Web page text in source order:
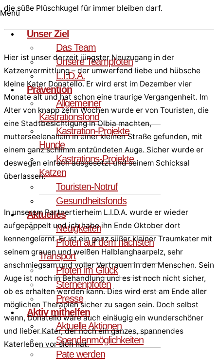
Menü
Unser Ziel
Das Team
Unsere Teampfoten
L.I.D.A.
Prävention
Allgemeiner
Kastrationsfond
Kastration-Projekte
Hunde
Kastrations-Projekte
Katzen
Touristen-Notruf
Gesundheitsfonds
Aktuelles
Neuigkeiten
Pfoten auf dem nächsten
Transport
Pfoten im Glück
Sternenpfoten
Presse
Aktiv mithelfen
Aktuelle Aktionen
Spendenmöglichkeiten
Pate werden
die süße Plüschkugel für immer bleiben darf.
Hier ist unser derzeit jüngster Neuzugang in der
Katzenvermittlung – der umwerfend liebe und hübsche
kleine Kater Donatello. Er wird erst im Dezember vier
Monate alt und hat schon eine traurige Vergangenheit. Im
Alter von knapp zehn Wochen wurde er von Touristen, die
eine Stadtbesichtigung in Olbia machten,
mutterseelenallein in einer kleinen Straße gefunden, mit
einem ganz schlimm entzündeten Auge. Sicher wurde er
deswegen einfach ausgesetzt und seinem Schicksal
überlassen.
In unserem Partnertierheim L.I.D.A. wurde er wieder
aufgepäppelt und ich habe ihn Ende Oktober dort
kennengelernt. Er ist ein ganz süßer kleiner Traumkater mit
seinem grauen und weißen Halblanghaarpelz, sehr
anschmiegsam und voller Vertrauen in den Menschen. Sein
Auge ist noch in Behandlung und es ist noch nicht sicher,
ob es erhalten werden kann. Dies wird erst am Ende aller
möglichen Therapien sicher zu sagen sein. Doch selbst
wenn, Donatello wäre auch einäugig ein wunderschöner
und lieber Kater, der noch ein ganzes, spannendes
Katerleben vor sich hat.